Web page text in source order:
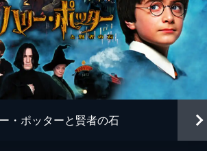
・ポッターと賢者の石